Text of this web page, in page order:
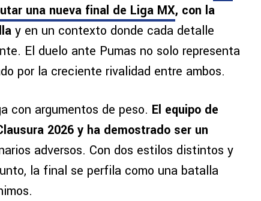
una nueva final de Liga MX, con la
y en un contexto donde cada detalle
El duelo ante Pumas no solo representa
por la creciente rivalidad entre ambos.
con argumentos de peso. El equipo de
2026 y ha demostrado ser un
adversos. Con dos estilos distintos y
la final se perfila como una batalla